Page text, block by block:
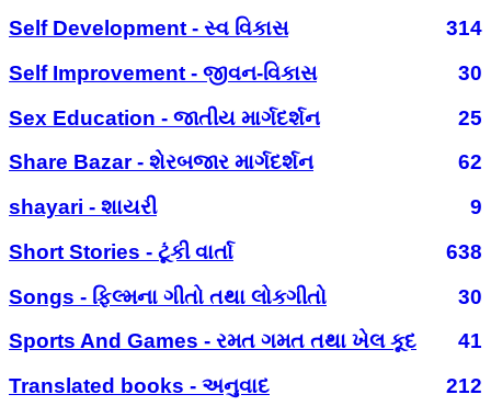
Self Development - સ્વ વિકાસ
314
Self Improvement - જીવન-વિકાસ
30
Sex Education - જાતીય માર્ગદર્શન
25
Share Bazar - શેરબજાર માર્ગદર્શન
62
shayari - શાયરી
9
Short Stories - ટૂંકી વાર્તા
638
Songs - ફિલ્મના ગીતો તથા લોકગીતો
30
Sports And Games - રમત ગમત તથા ખેલ કૂદ
41
Translated books - અનુવાદ
212